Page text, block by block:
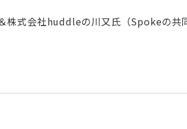
株式会社huddleの川又氏（Spokeの共